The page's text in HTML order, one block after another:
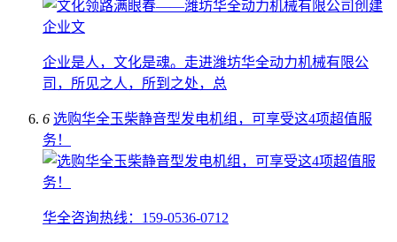
企业是人，文化是魂。走进潍坊华全动力机械有限公
司，所见之人，所到之处，总
6 选购华全玉柴静音型发电机组，可享受这4项超值服
务！
华全咨询热线：159-0536-0712